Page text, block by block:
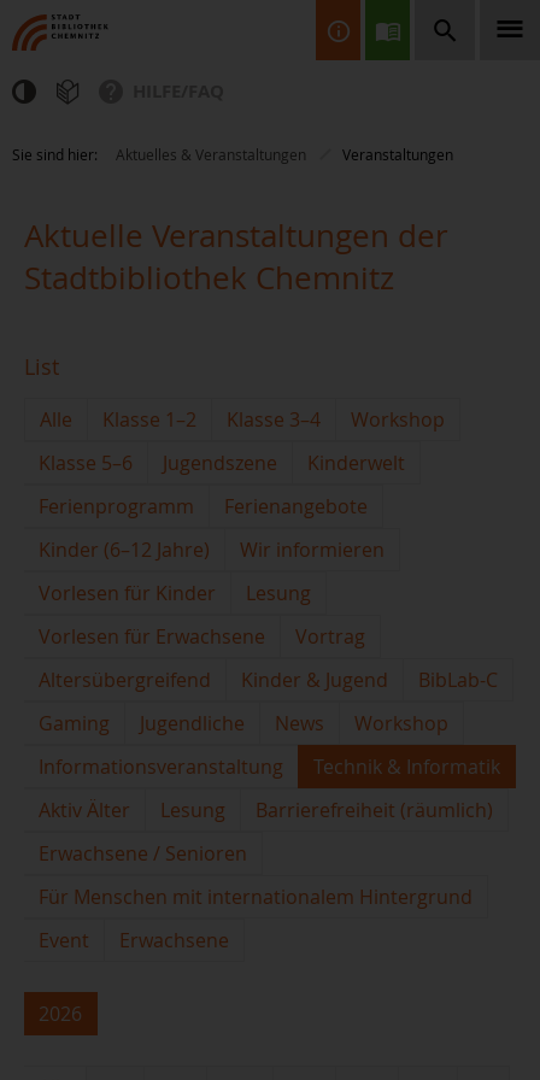
Finden Sie Informationen, Bücher, CDs & DVDs, Spiele, BluRays,
Zeitschriften und vieles mehr...
Sie sind hier: Aktuelles & Veranstaltungen Veranstaltungen
Aktuelle Veranstaltungen der
Stadtbibliothek Chemnitz
List
Alle Klasse 1–2 Klasse 3–4
Workshop
Klasse 5–6
Jugendszene
Kinderwelt
Ferienprogramm
Ferienangebote
Kinder (6–12 Jahre)
Wir informieren
Vorlesen für Kinder
Lesung
Vorlesen für Erwachsene
Vortrag
Altersübergreifend
Kinder & Jugend
BibLab-C
Gaming
Jugendliche News
Workshop
Informationsveranstaltung
Technik & Informatik
Aktiv Älter
Lesung
Barrierefreiheit (räumlich)
Erwachsene / Senioren
Für Menschen mit internationalem Hintergrund
Event
Erwachsene
2026